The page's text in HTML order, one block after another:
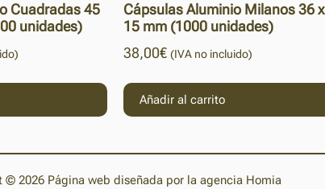
Cuadradas 45
unidades)
Cápsulas Aluminio Milanos 36 x
15 mm (1000 unidades)
38,00€ (IVA no incluido)
Añadir al carrito
© 2026 Página web diseñada por la agencia Homia